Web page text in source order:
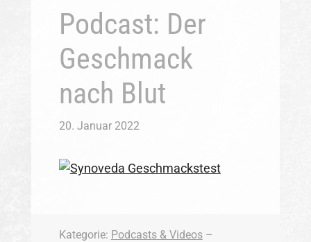
Podcast: Der
Geschmack
nach Blut
20. Januar 2022
Kategorie: Podcasts & Videos –